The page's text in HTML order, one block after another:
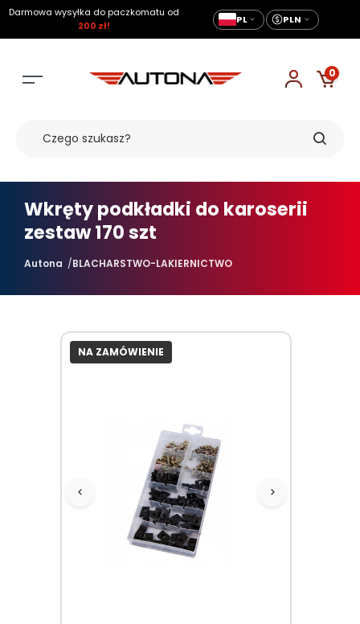
Darmowa wysyłka do paczkomatu od
200 zł!
PL PLN
0
Wkręty podkładki do karoserii
zestaw 170 szt
Autona BLACHARSTWO-LAKIERNICTWO
NA ZAMÓWIENIE